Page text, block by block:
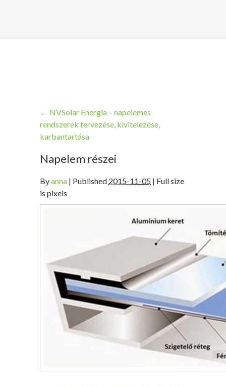
← NVSolar Energia – napelemes
rendszerek tervezése, kivitelezése,
karbantartása
Napelem részei
Byanna | Published 2015-11-05 | Full size
is pixels